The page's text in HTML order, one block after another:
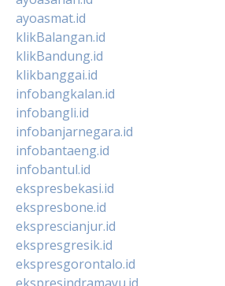
ayoasmat.id
klikBalangan.id
klikBandung.id
klikbanggai.id
infobangkalan.id
infobangli.id
infobanjarnegara.id
infobantaeng.id
infobantul.id
ekspresbekasi.id
ekspresbone.id
eksprescianjur.id
ekspresgresik.id
ekspresgorontalo.id
ekspresindramayu.id